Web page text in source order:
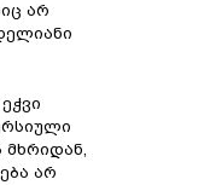
არ
მხრიდან,
არ